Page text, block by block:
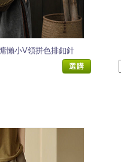
懶小V領拼色排釦針
選購